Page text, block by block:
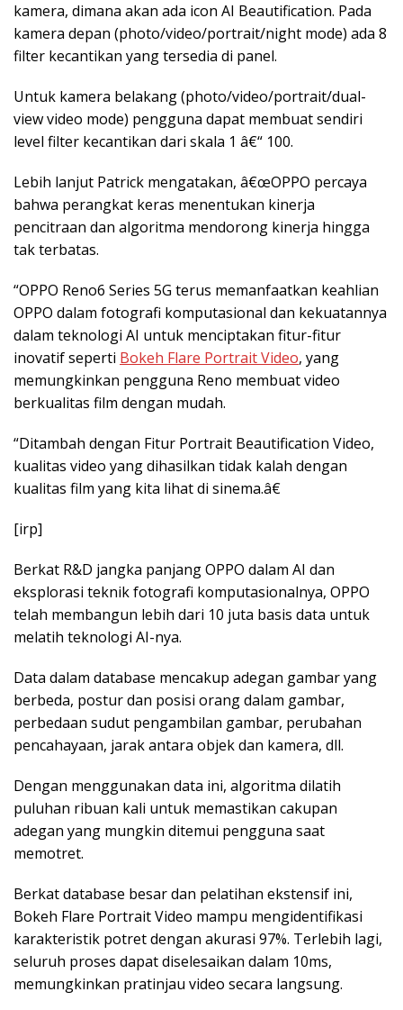
kamera, dimana akan ada icon AI Beautification. Pada
kamera depan (photo/video/portrait/night mode) ada 8
filter kecantikan yang tersedia di panel.
Untuk kamera belakang (photo/video/portrait/dual-
view video mode) pengguna dapat membuat sendiri
level filter kecantikan dari skala 1 â€“ 100.
Lebih lanjut Patrick mengatakan, â€œOPPO percaya
bahwa perangkat keras menentukan kinerja
pencitraan dan algoritma mendorong kinerja hingga
tak terbatas.
“OPPO Reno6 Series 5G terus memanfaatkan keahlian
OPPO dalam fotografi komputasional dan kekuatannya
dalam teknologi AI untuk menciptakan fitur-fitur
inovatif seperti Bokeh Flare Portrait Video, yang
memungkinkan pengguna Reno membuat video
berkualitas film dengan mudah.
“Ditambah dengan Fitur Portrait Beautification Video,
kualitas video yang dihasilkan tidak kalah dengan
kualitas film yang kita lihat di sinema.â€
[irp]
Berkat R&D jangka panjang OPPO dalam AI dan
eksplorasi teknik fotografi komputasionalnya, OPPO
telah membangun lebih dari 10 juta basis data untuk
melatih teknologi AI-nya.
Data dalam database mencakup adegan gambar yang
berbeda, postur dan posisi orang dalam gambar,
perbedaan sudut pengambilan gambar, perubahan
pencahayaan, jarak antara objek dan kamera, dll.
Dengan menggunakan data ini, algoritma dilatih
puluhan ribuan kali untuk memastikan cakupan
adegan yang mungkin ditemui pengguna saat
memotret.
Berkat database besar dan pelatihan ekstensif ini,
Bokeh Flare Portrait Video mampu mengidentifikasi
karakteristik potret dengan akurasi 97%. Terlebih lagi,
seluruh proses dapat diselesaikan dalam 10ms,
memungkinkan pratinjau video secara langsung.